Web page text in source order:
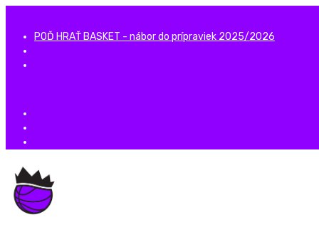
POĎ HRAŤ BASKET - nábor do prípraviek 2025/2026